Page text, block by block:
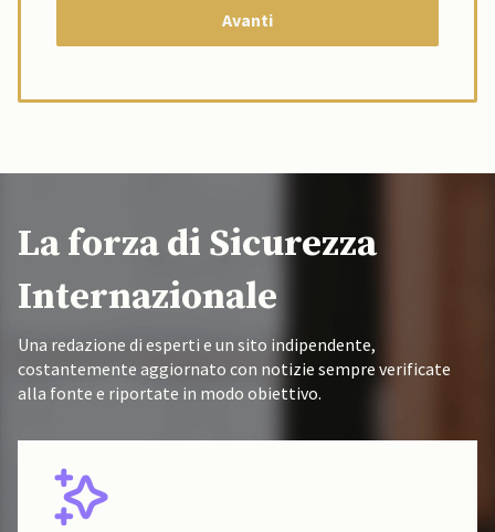
La forza di Sicurezza
Internazionale
Una redazione di esperti e un sito indipendente,
costantemente aggiornato con notizie sempre verificate
alla fonte e riportate in modo obiettivo.